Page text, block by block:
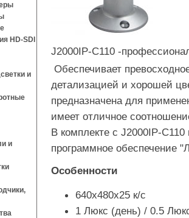
HD-SDI
и
и
J2000IP-C110 -
Обеспечивает
детализацией и хорошей
предназначена для
имеет отличное
В комплекте с J2000IP-
программное обеспечение
Особенности
640х480х25 к/с
1 Люкс (день) / 0.5